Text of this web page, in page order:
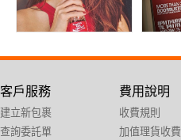
客戶服務
建立新包裹
查詢委託單
費用說明
收費規則
加值理貨收費